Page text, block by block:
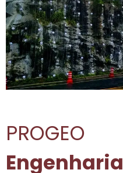
PROGEO
Engenharia